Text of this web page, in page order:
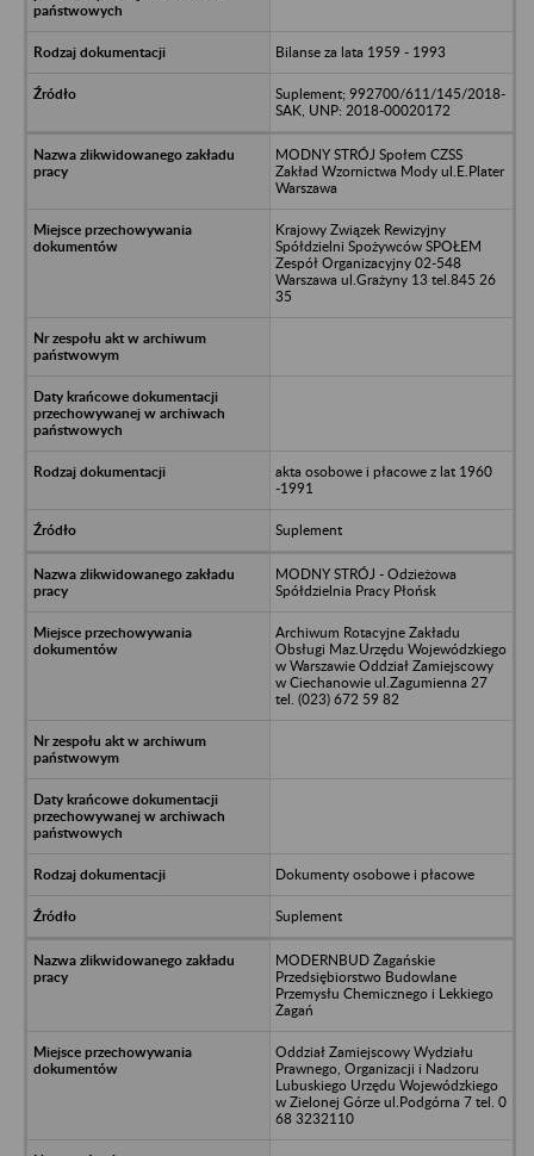
Bilanse za lata 1959 - 1993
Suplement; 992700/611/145/2018-
SAK, UNP: 2018-00020172
MODNY STRÓJ Społem CZSS
Zakład Wzornictwa Mody ul.E.Plater
Warszawa
Krajowy Związek Rewizyjny
Spółdzielni Spożywców SPOŁEM
Zespół Organizacyjny 02-548
Warszawa ul.Grażyny 13 tel.845 26
35
akta osobowe i płacowe z lat 1960
-1991
Suplement
MODNY STRÓJ - Odzieżowa
Spółdzielnia Pracy Płońsk
Archiwum Rotacyjne Zakładu
Obsługi Maz.Urzędu Wojewódzkiego
w Warszawie Oddział Zamiejscowy
w Ciechanowie ul.Zagumienna 27
tel. (023) 672 59 82
Dokumenty osobowe i płacowe
Suplement
MODERNBUD Żagańskie
Przedsiębiorstwo Budowlane
Przemysłu Chemicznego i Lekkiego
Żagań
Oddział Zamiejscowy Wydziału
Prawnego, Organizacji i Nadzoru
Lubuskiego Urzędu Wojewódzkiego
w Zielonej Górze ul.Podgórna 7 tel. 0
68 3232110